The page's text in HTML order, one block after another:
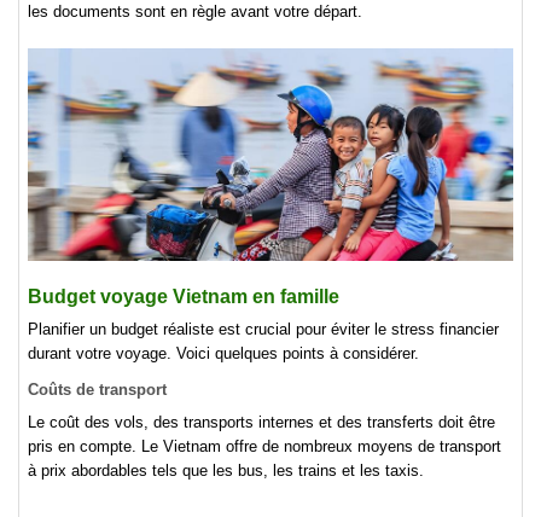
les documents sont en règle avant votre départ.
Budget voyage Vietnam en famille
Planifier un budget réaliste est crucial pour éviter le stress financier
durant votre voyage. Voici quelques points à considérer.
Coûts de transport
Le coût des vols, des transports internes et des transferts doit être
pris en compte. Le Vietnam offre de nombreux moyens de transport
à prix abordables tels que les bus, les trains et les taxis.